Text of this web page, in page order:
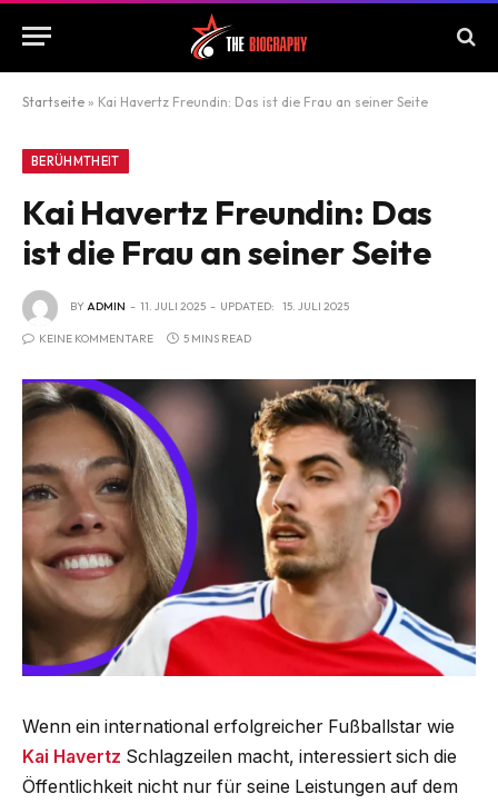
Startseite » Kai Havertz Freundin: Das ist die Frau an seiner Seite
BERÜHMTHEIT
Kai Havertz Freundin: Das
ist die Frau an seiner Seite
BYADMIN 11. JULI 2025 UPDATED: 15. JULI 2025
KEINE KOMMENTARE 5 MINS READ
Wenn ein international erfolgreicher Fußballstar wie
Kai Havertz Schlagzeilen macht, interessiert sich die
Öffentlichkeit nicht nur für seine Leistungen auf dem